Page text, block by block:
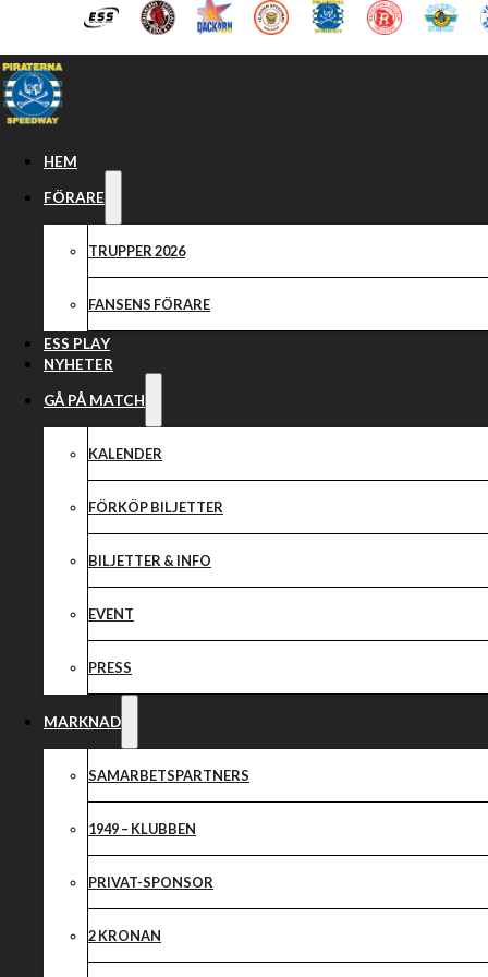
Hoppa till huvudinnehåll Hoppa till sidfot
HEM
FÖRARE
TRUPPER 2026
FANSENS FÖRARE
ESS PLAY
NYHETER
GÅ PÅ MATCH
KALENDER
FÖRKÖP BILJETTER
BILJETTER & INFO
EVENT
PRESS
MARKNAD
SAMARBETSPARTNERS
1949 – KLUBBEN
PRIVAT-SPONSOR
2 KRONAN